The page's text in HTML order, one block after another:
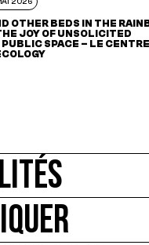
OTHER BEDS IN THE
JOY OF UNSOLICITED
PUBLIC SPACE – LE CENTRE